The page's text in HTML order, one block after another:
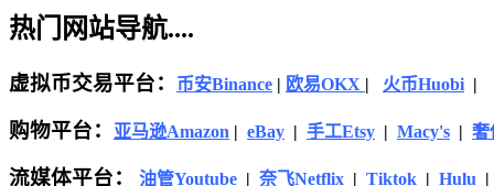
热门网站导航....
虚拟币交易平台： 币安Binance | 欧易OKX | 火币Huobi|
购物平台： 亚马逊Amazon | eBay | 手工Etsy | Macy's | 奢
流媒体平台： 油管Youtube | 奈飞Netflix | Tiktok | Hulu